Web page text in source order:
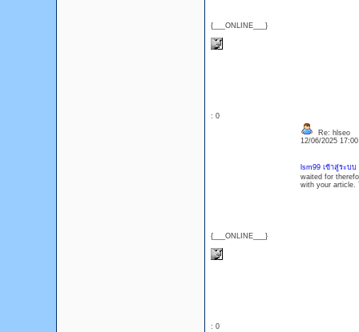
{___ONLINE___}
: 0
{___ONLINE___}
Re: hlseo
12/06/2025
lsm99 เข้าสู่ระบบ
waited for
with your article.
: 0